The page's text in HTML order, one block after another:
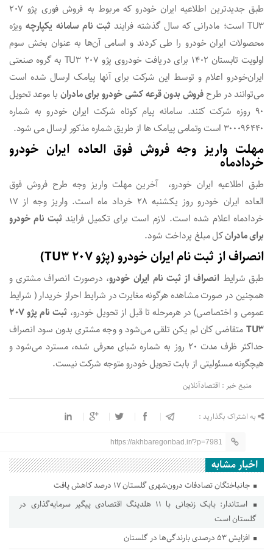
طبق جدیدترین اطلاعیه ایران خودرو که مربوط به فروش فوری پژو ۲۰۷
TU۳ است؛ مادرانی که سال گذشته فرایند
ثبت نام سامانه یکپارچهویژه
محصولات ایران خودرو را طی کردند و اسامی آن‌ها به عنوان بخش سوم
اولویت تابستان ۱۴۰۲ برای دریافت خودروی پژو ۲۰۷ TU۳ به گروه صنعتی
ایران‌خودرو اعلام و توسط این شرکت برای آنها پیامک ارسال شده است
می‌توانند در طرحفروش بدون قرعه کشی خودرو برای مادرانبا موعد تحویل
۹۰ روزه شرکت کنند. سامانه پیام کوتاه شرکت ایران خودرو به شماره
۳۰۰۰۹۶۴۴۰ است وتمامی پیامک ها از طریق شماره مذکور ارسال می شود.
مهلت واریز وجه فروش فوق العاده ایران خودرو
خردادماه
طبق اطلاعیه ایران خودرو، آخرین مهلت واریز وجه طرح فروش فوق
العاده ایران خودرو روز یکشنبه ۲۸ خرداد ماه است. واریز وجه از ۱۷
خردادماه اعلام شده است. لازم است برای تکمیل فرایندثبت نام خودرو
برای مادرانکل مبلغ پرداخت شود.
انصراف از ثبت نام ایران خودرو (پژو ۲۰۷ TU۳)
طبق شرایط انصراف از ثبت نام ایران خودرو، درصورت انصراف مشتری و
همچنین در صورت مشاهده هرگونه مغایرت در شرایط احراز خریدار ( شرایط
عمومی و اختصاصی) در هرمرحله تا قبل از تحویل خودرو،
ثبت نام پژو ۲۰۷
TU۳متقاضی کان لم یکن تلقی می‌شود و وجه مشتری بدون سود انصراف
حداکثر ظرف مدت ۲۰ روز به شماره شبای معرفی شده، مسترد می‌شود و
هیچگونه مسئولیتی از بابت تحویل خودرو متوجه شرکت نیست.
منبع خبر : اقتصادآنلاین
به اشتراک بگذارید :
https://akhbaregonbad.ir/?p=7981
اخبار مشابه
جانباختگان تصادفات درون‌شهری گلستان ۱۷ درصد کاهش یافت
استاندار: بابک زنجانی با ۱۱ هلدینگ اقتصادی پیگیر سرمایه‌گذاری در
گلستان است
افزایش ۵۳ درصدی بارندگی‌ها در گلستان